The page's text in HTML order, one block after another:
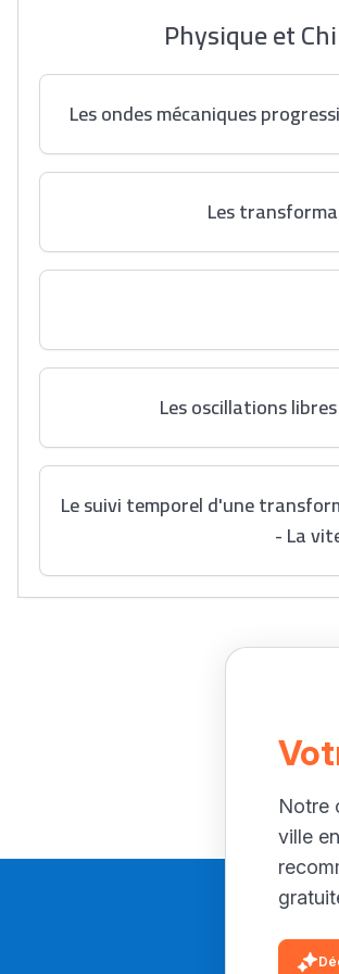
Physique et
Les ondes mécaniques
Les
Les oscillations
Le suivi temporel d'une
- La
Notre
ville